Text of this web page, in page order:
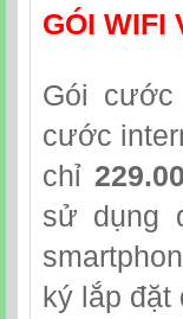
GÓI WIFI
Gói cước
cước
chỉ
sử dụng
ký lắp đặt